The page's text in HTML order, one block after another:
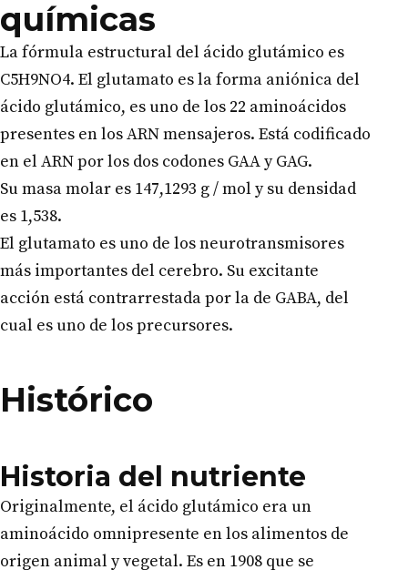
químicas
La fórmula estructural del ácido glutámico es
C5H9NO4. El glutamato es la forma aniónica del
ácido glutámico, es uno de los 22 aminoácidos
presentes en los ARN mensajeros. Está codificado
en el ARN por los dos codones GAA y GAG.
Su masa molar es 147,1293 g / mol y su densidad
es 1,538.
El glutamato es uno de los neurotransmisores
más importantes del cerebro. Su excitante
acción está contrarrestada por la de GABA, del
cual es uno de los precursores.
Histórico
Historia del nutriente
Originalmente, el ácido glutámico era un
aminoácido omnipresente en los alimentos de
origen animal y vegetal. Es en 1908 que se